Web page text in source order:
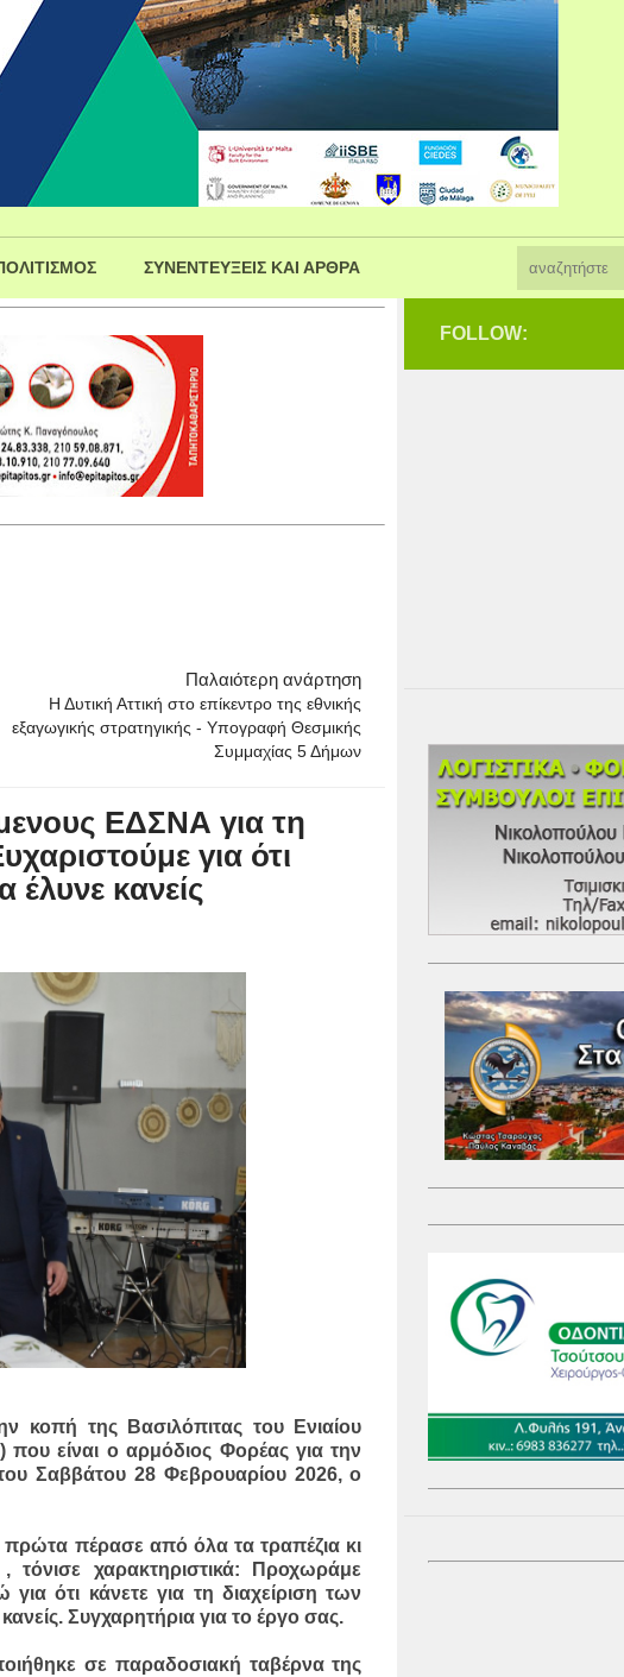
ΣΥΝΕΝΤΕΥΞΕΙΣ ΚΑΙ ΑΡΘΡΑ
Παλαιότερη ανάρτηση
Η Δυτική Αττική στο επίκεντρο της εθνικής
εξαγωγικής στρατηγικής - Υπογραφή Θεσμικής
Συμμαχίας 5 Δήμων
ΕΔΣΝΑ για τη
για ότι
έλυνε κανείς
κοπή της Βασιλόπιτας του Ενιαίου
είναι ο αρμόδιος Φορέας για την
Σαββάτου 28 Φεβρουαρίου 2026, ο
πέρασε από όλα τα τραπέζια κι
τόνισε χαρακτηριστικά: Προχωράμε
ότι κάνετε για τη διαχείριση των
Συγχαρητήρια για το έργο σας.
σε παραδοσιακή ταβέρνα της
FOLLOW: